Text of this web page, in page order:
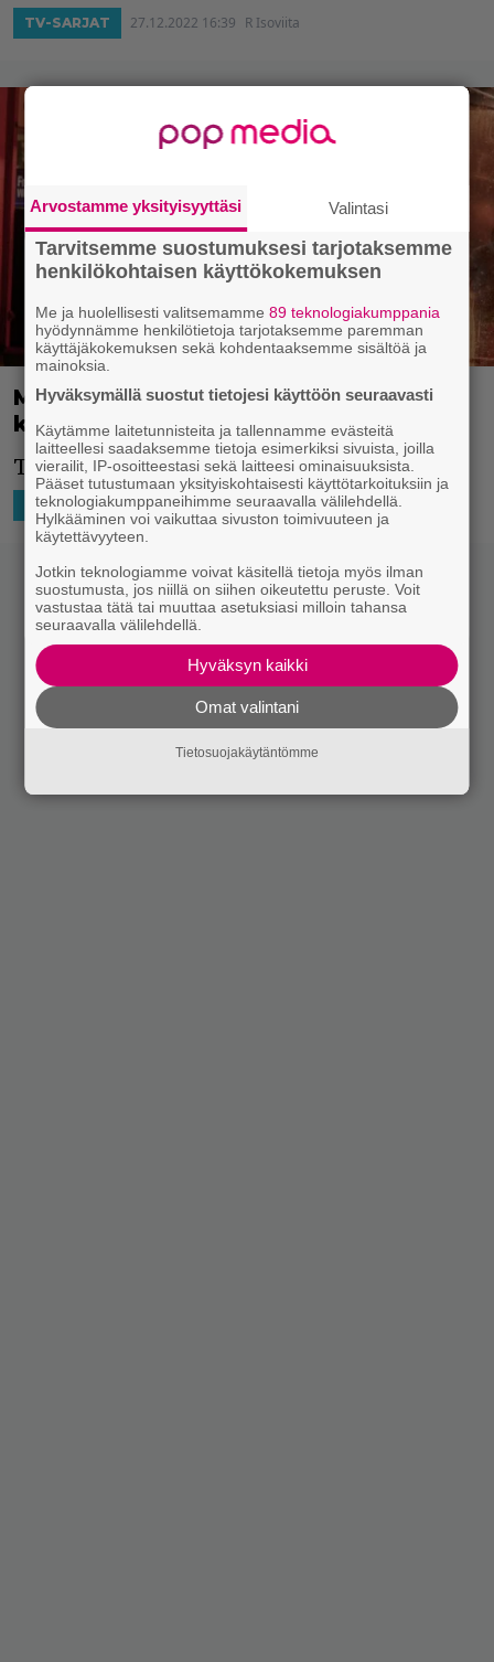
TV-SARJAT 27.12.2022 16:39 R Isoviita
Mummonraiskaajan tapaus saa
kokeneenkin poliisin hämmennyksiin
Tuoreet jaksot Yle Areenassa.
TV-SARJAT 31.1.2022 15:01 R Isoviita
Arvostamme yksityisyyttäsi Valintasi
Tarvitsemme suostumuksesi tarjotaksemme
henkilökohtaisen käyttökokemuksen
Me ja huolellisesti valitsemamme89 teknologiakumppania
hyödynnämme henkilötietoja tarjotaksemme paremman
käyttäjäkokemuksen sekä kohdentaaksemme sisältöä ja
mainoksia.
Hyväksymällä suostut tietojesi käyttöön seuraavasti
Käytämme laitetunnisteita ja tallennamme evästeitä
laitteellesi saadaksemme tietoja esimerkiksi sivuista, joilla
vierailit, IP-osoitteestasi sekä laitteesi ominaisuuksista.
Pääset tutustumaan yksityiskohtaisesti käyttötarkoituksiin ja
teknologiakumppaneihimme seuraavalla välilehdellä.
Hylkääminen voi vaikuttaa sivuston toimivuuteen ja
käytettävyyteen.
Jotkin teknologiamme voivat käsitellä tietoja myös ilman
suostumusta, jos niillä on siihen oikeutettu peruste. Voit
vastustaa tätä tai muuttaa asetuksiasi milloin tahansa
seuraavalla välilehdellä.
Hyväksyn kaikki
Omat valintani
Tietosuojakäytäntömme